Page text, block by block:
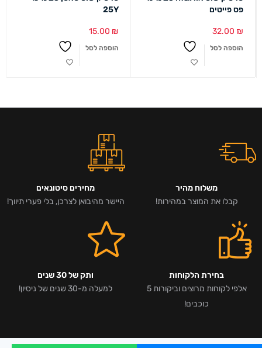
פס פייטים
32.00 ₪
הוספה לסל
25Y
15.00 ₪
הוספה לסל
משלוח מהיר
קבלו את המוצר במהירות!
מחירים סיטונאים
היישר מהיבואן לצרכן, בלי פערי תיווך!
בחירת הלקוחות
אלפי לקוחות מרוצים וביקורות 5
כוכבים!
ותק של 30 שנים
למעלה מ-30 שנים של ניסיון!